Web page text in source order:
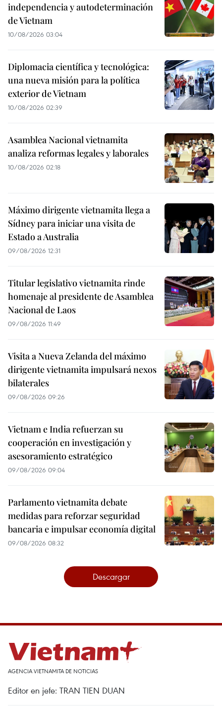
independencia y autodeterminación
de Vietnam
10/08/2026 03:04
Diplomacia científica y tecnológica:
una nueva misión para la política
exterior de Vietnam
10/08/2026 02:39
Asamblea Nacional vietnamita
analiza reformas legales y laborales
10/08/2026 02:18
Máximo dirigente vietnamita llega a
Sídney para iniciar una visita de
Estado a Australia
09/08/2026 12:31
Titular legislativo vietnamita rinde
homenaje al presidente de Asamblea
Nacional de Laos
09/08/2026 11:49
Visita a Nueva Zelanda del máximo
dirigente vietnamita impulsará nexos
bilaterales
09/08/2026 09:26
Vietnam e India refuerzan su
cooperación en investigación y
asesoramiento estratégico
09/08/2026 09:04
Parlamento vietnamita debate
medidas para reforzar seguridad
bancaria e impulsar economía digital
09/08/2026 08:32
Descargar
AGENCIA VIETNAMITA DE NOTICIAS
Editor en jefe: TRAN TIEN DUAN